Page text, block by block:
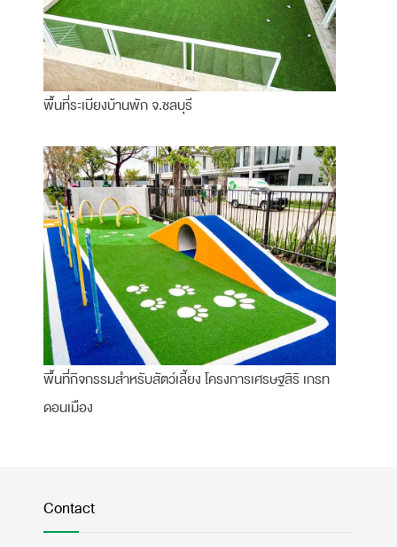
พื้นที่ระเบียงบ้านพัก จ.ชลบุรี
พื้นที่กิจกรรมสำหรับสัตว์เลี้ยง โครงการเศรษฐสิริ เกรท
ดอนเมือง
Contact